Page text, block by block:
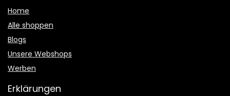
Home
Alle shoppen
Blogs
Unsere Webshops
Werben
Erklärungen